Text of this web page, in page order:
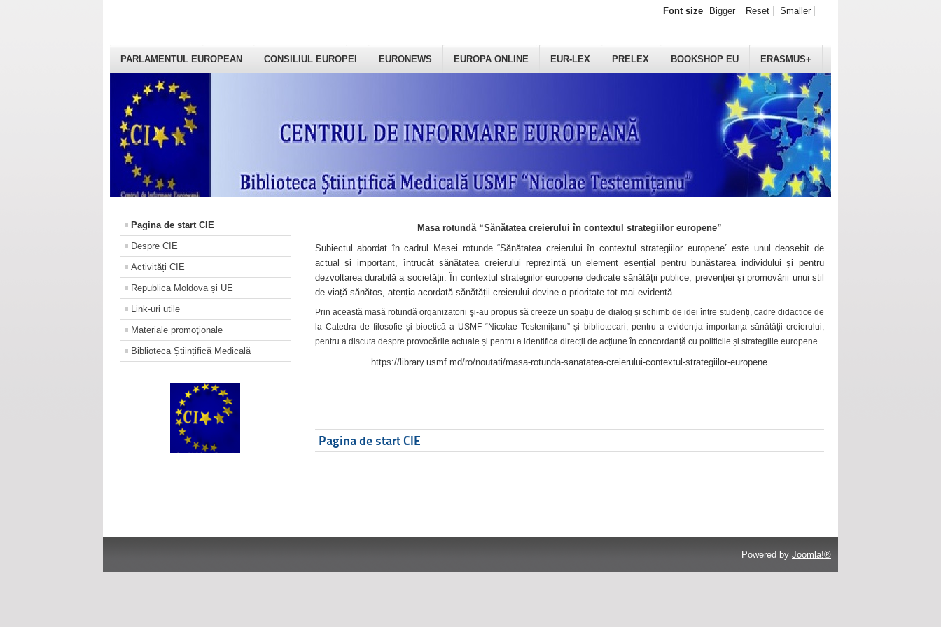
PARLAMENTUL EUROPEAN CONSILIUL EUROPEI EURONEWS EUROPA ONLINE EUR-LEX PRELEX BOOKSHOP EU ERASMUS+
Font size Bigger Reset Smaller
Pagina de start CIE
Despre CIE
Activități CIE
Republica Moldova și UE
Link-uri utile
Materiale promoţionale
Biblioteca Științifică Medicală
Masa rotundă “Sănătatea creierului în contextul strategiilor europene”
Subiectul abordat în cadrul Mesei rotunde “Sănătatea creierului în contextul strategiilor europene” este unul deosebit de
actual și important, întrucât sănătatea creierului reprezintă un element esențial pentru bunăstarea individului și pentru
dezvoltarea durabilă a societății. În contextul strategiilor europene dedicate sănătății publice, prevenției și promovării unui stil
de viață sănătos, atenția acordată sănătății creierului devine o prioritate tot mai evidentă.
Prin această masă rotundă organizatorii şi-au propus să creeze un spațiu de dialog și schimb de idei între studenți, cadre didactice de
la Catedra de filosofie și bioetică a USMF “Nicolae Testemițanu” și bibliotecari, pentru a evidenția importanța sănătății creierului,
pentru a discuta despre provocările actuale și pentru a identifica direcții de acțiune în concordanță cu politicile și strategiile europene.
https://library.usmf.md/ro/noutati/masa-rotunda-sanatatea-creierului-contextul-strategiilor-europene
Pagina de start CIE
Powered by Joomla!®